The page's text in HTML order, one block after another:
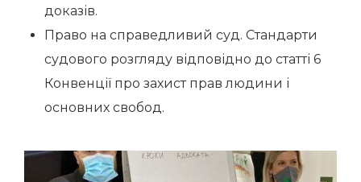
доказів.
Право на справедливий суд. Стандарти
судового розгляду відповідно до статті 6
Конвенції про захист прав людини і
основних свобод.